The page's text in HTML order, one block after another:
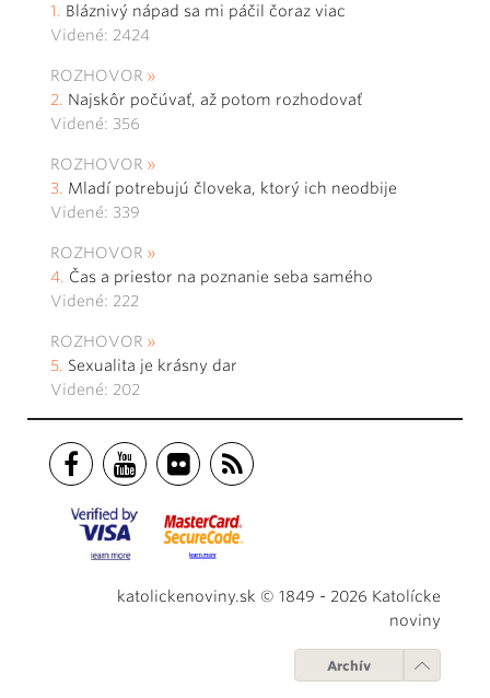
Bláznivý nápad sa mi páčil čoraz viac
Videné: 2424
ROZHOVOR
Najskôr počúvať, až potom rozhodovať
Videné: 356
ROZHOVOR
Mladí potrebujú človeka, ktorý ich neodbije
Videné: 339
ROZHOVOR
Čas a priestor na poznanie seba samého
Videné: 222
ROZHOVOR
Sexualita je krásny dar
Videné: 202
katolickenoviny.sk © 1849 - 2026 Katolícke
noviny
Archív